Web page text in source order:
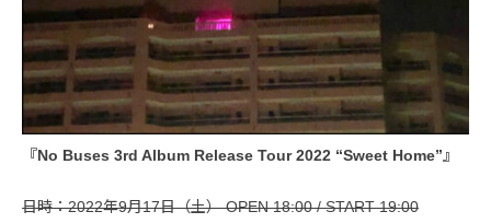
『No Buses 3rd Album Release Tour 2022 “Sweet Home”』
日時：2022年9月17日（土） OPEN 18:00 / START 19:00